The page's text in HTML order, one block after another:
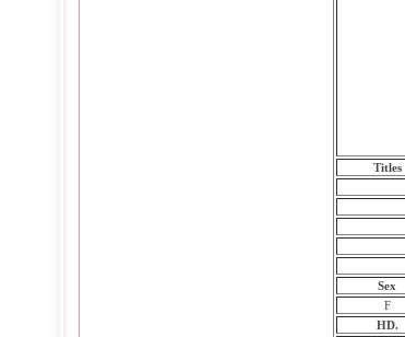
Titles
Sex
F
HD.